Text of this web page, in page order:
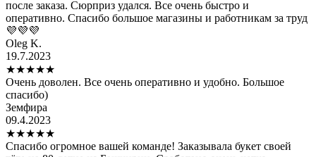
после заказа. Сюрприз удался. Все очень быстро и
оперативно. Спасибо большое магазины и работникам за труд
💜💜💜
Oleg K.
19.7.2023
★★★★★
Очень доволен. Все очень оперативно и удобно. Большое
спасибо)
Земфира
09.4.2023
★★★★★
Спасибо огромное вашей команде! Заказывала букет своей